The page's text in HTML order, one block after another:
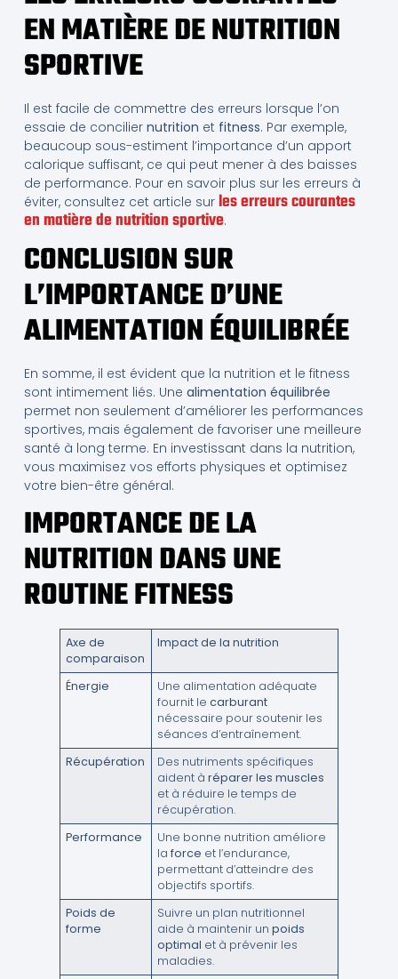
EN MATIÈRE DE NUTRITION
SPORTIVE
Il est facile de commettre des erreurs lorsque l’on
essaie de concilier nutrition et fitness. Par exemple,
beaucoup sous-estiment l’importance d’un apport
calorique suffisant, ce qui peut mener à des baisses
de performance. Pour en savoir plus sur les erreurs à
éviter, consultez cet article sur les erreurs courantes
en matière de nutrition sportive.
CONCLUSION SUR
L’IMPORTANCE D’UNE
ALIMENTATION ÉQUILIBRÉE
En somme, il est évident que la nutrition et le fitness
sont intimement liés. Une alimentation équilibrée
permet non seulement d’améliorer les performances
sportives, mais également de favoriser une meilleure
santé à long terme. En investissant dans la nutrition,
vous maximisez vos efforts physiques et optimisez
votre bien-être général.
IMPORTANCE DE LA
NUTRITION DANS UNE
ROUTINE FITNESS
Axe de
comparaison
Impact de la nutrition
Énergie
Une alimentation adéquate
fournit lecarburant
nécessaire pour soutenir les
séances d’entraînement.
Récupération
Des nutriments spécifiques
aident àréparer les muscles
et à réduire le temps de
récupération.
Performance
Une bonne nutrition améliore
laforce et l’endurance,
permettant d’atteindre des
objectifs sportifs.
Poids de
forme
Suivre un plan nutritionnel
aide à maintenir unpoids
optimal et à prévenir les
maladies.